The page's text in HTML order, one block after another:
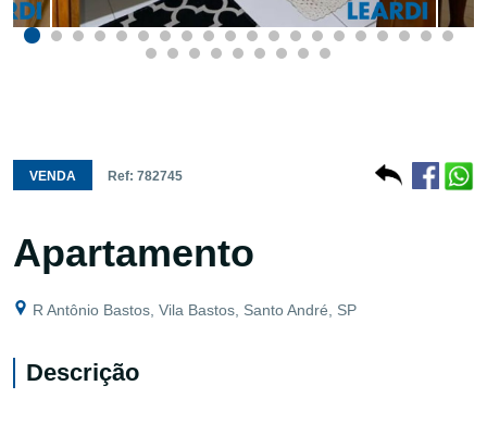
VENDA Ref: 782745
Apartamento
R Antônio Bastos, Vila Bastos, Santo André, SP
Descrição